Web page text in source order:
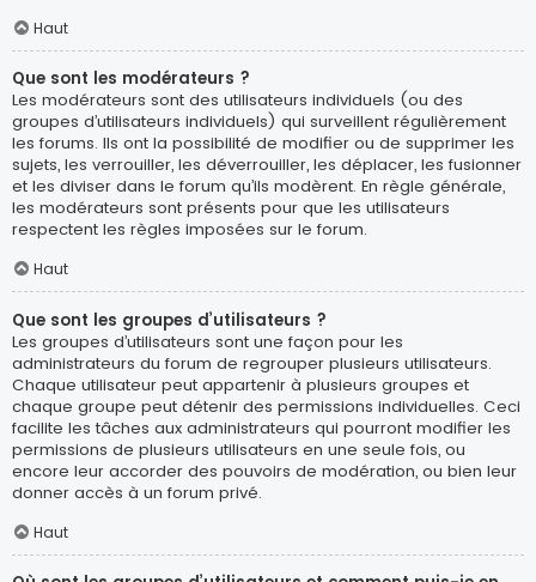
Haut
Que sont les modérateurs ?
Les modérateurs sont des utilisateurs individuels (ou des
groupes d’utilisateurs individuels) qui surveillent régulièrement
les forums. Ils ont la possibilité de modifier ou de supprimer les
sujets, les verrouiller, les déverrouiller, les déplacer, les fusionner
et les diviser dans le forum qu’ils modèrent. En règle générale,
les modérateurs sont présents pour que les utilisateurs
respectent les règles imposées sur le forum.
Haut
Que sont les groupes d’utilisateurs ?
Les groupes d’utilisateurs sont une façon pour les
administrateurs du forum de regrouper plusieurs utilisateurs.
Chaque utilisateur peut appartenir à plusieurs groupes et
chaque groupe peut détenir des permissions individuelles. Ceci
facilite les tâches aux administrateurs qui pourront modifier les
permissions de plusieurs utilisateurs en une seule fois, ou
encore leur accorder des pouvoirs de modération, ou bien leur
donner accès à un forum privé.
Haut